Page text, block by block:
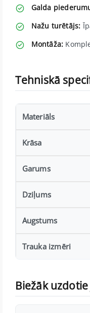
Galda
Nažu turētājs:
Montāža:
Tehniskā
Materiāls
Krāsa
Garums
Dziļums
Augstums
Trauka izmēri
Biežāk